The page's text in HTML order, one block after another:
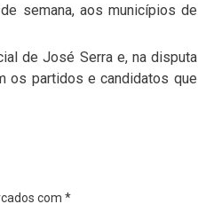
semana, aos municípios de
de José Serra e, na disputa
os partidos e candidatos que
com *